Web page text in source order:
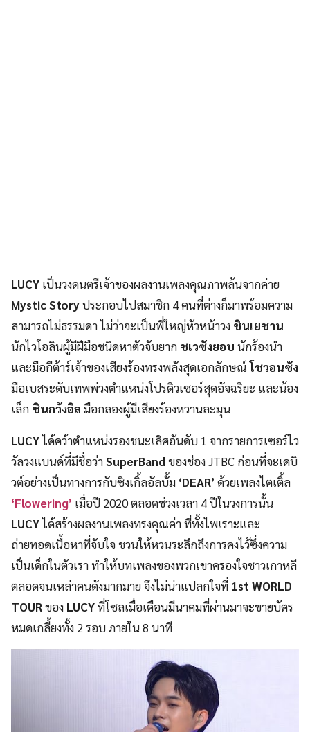
LUCY เป็นวงดนตรีเจ้าของผลงานเพลงคุณภาพล้นจากค่าย
Mystic Storyประกอบไปสมาชิก 4 คนที่ต่างก็มาพร้อมความ
สามารถไม่ธรรมดา ไม่ว่าจะเป็นพี่ใหญ่หัวหน้าวง ชินเยชาน
นักไวโอลินผู้มีฝีมือชนิดหาตัวจับยาก ชเวซังยอบ นักร้องนำ
และมือกีต้าร์เจ้าของเสียงร้องทรงพลังสุดเอกลักษณ์โชวอนซัง
มือเบสระดับเทพพ่วงตำแหน่งโปรดิวเซอร์สุดอัจฉริยะ และน้อง
เล็ก ชินกวังอิล มือกลองผู้มีเสียงร้องหวานละมุน
LUCYได้คว้าตำแหน่งรองชนะเลิศอันดับ 1 จากรายการเซอร์ไว
วัลวงแบนด์ที่มีชื่อว่าSuperBandของช่อง JTBC ก่อนที่จะเดบิ
วต์อย่างเป็นทางการกับซิงเกิ้ลอัลบั้ม ‘DEAR’ ด้วยเพลงไตเติ้ล
‘Flowering’ เมื่อปี 2020 ตลอดช่วงเวลา 4 ปีในวงการนั้น
LUCYได้สร้างผลงานเพลงทรงคุณค่า ที่ทั้งไพเราะและ
ถ่ายทอดเนื้อหาที่จับใจ ชวนให้หวนระลึกถึงการคงไว้ซึ่งความ
เป็นเด็กในตัวเรา ทำให้บทเพลงของพวกเขาครองใจชาวเกาหลี
ตลอดจนเหล่าคนดังมากมาย จึงไม่น่าแปลกใจที่ 1st WORLD
TOURของ LUCYที่โซลเมื่อเดือนมีนาคมที่ผ่านมาจะขายบัตร
หมดเกลี้ยงทั้ง 2 รอบ ภายใน 8 นาที